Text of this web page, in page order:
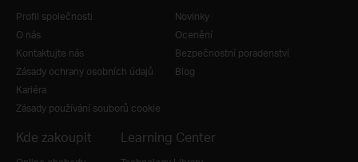
Profil společnosti
O nás
Kontaktujte nás
Zásady ochrany osobních údajů
Kariéra
Zásady používání souborů cookie
Novinky
Ocenění
Bezpečnostní poradenství
Blog
Kde zakoupit Learning Center